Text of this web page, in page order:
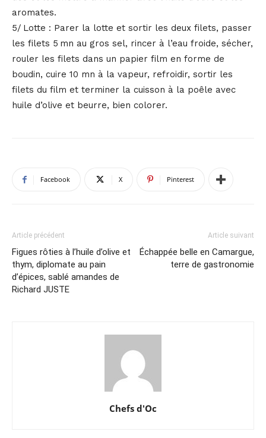
aromates.
5/ Lotte : Parer la lotte et sortir les deux filets, passer
les filets 5 mn au gros sel, rincer à l’eau froide, sécher,
rouler les filets dans un papier film en forme de
boudin, cuire 10 mn à la vapeur, refroidir, sortir les
filets du film et terminer la cuisson à la poêle avec
huile d’olive et beurre, bien colorer.
Facebook X Pinterest
Article précédent
Figues rôties à l’huile d’olive et
thym, diplomate au pain
d’épices, sablé amandes de
Richard JUSTE
Article suivant
Échappée belle en Camargue,
terre de gastronomie
Chefs d'Oc